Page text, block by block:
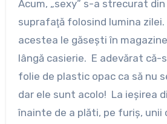
Acum, „sexy” s-a strecurat
suprafaţă folosind lumina
acestea le găseşti în
lângă casierie. E adevărat
folie de plastic opac ca să nu
dar ele sunt acolo! La ieşirea
înainte de a plăti, pe furiş, unii